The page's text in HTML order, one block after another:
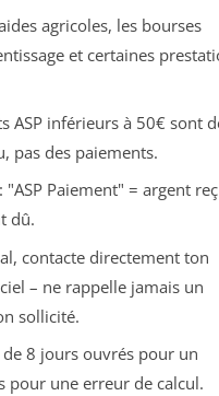
agricoles, les bourses
et certaines
ASP inférieurs à 50€ sont
pas des paiements.
Paiement" = argent
dû.
contacte directement ton
– ne rappelle jamais un
sollicité.
8 jours ouvrés pour un
une erreur de calcul.